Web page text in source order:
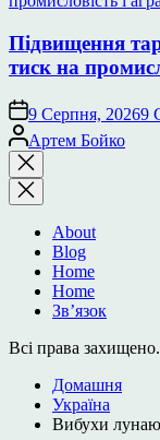
Підвищення
тиск на
9 Серпня, 20269
Опубліковано
Артем Бойко
Закрити
пошук
About
Blog
Home
Home
Зв’язок
Всі права
Домашня
Україна
Вибухи